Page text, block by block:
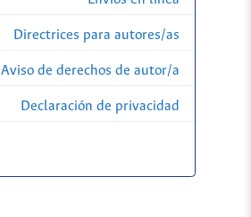
Directrices para autores/as
Aviso de derechos de autor/a
Declaración de privacidad